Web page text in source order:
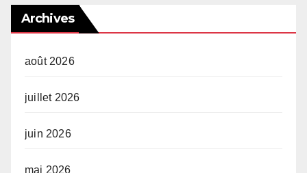
Archives
août 2026
juillet 2026
juin 2026
mai 2026